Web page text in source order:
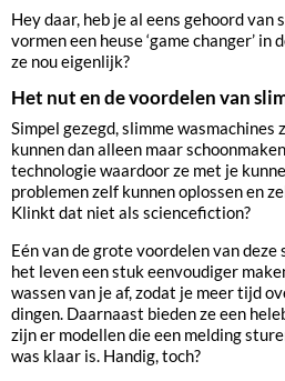
Hey daar, heb je al eens gehoord van
vormen een heuse ‘game changer’
ze nou eigenlijk?
Het nut en de voordelen van
Simpel gezegd, slimme
kunnen dan alleen maar
technologie waardoor ze met je
problemen zelf kunnen oplossen en
Klinkt dat niet als sciencefiction?
Eén van de grote voordelen van deze
het leven een stuk eenvoudiger
wassen van je af, zodat je meer tijd
dingen. Daarnaast bieden ze een
zijn er modellen die een melding
was klaar is. Handig, toch?